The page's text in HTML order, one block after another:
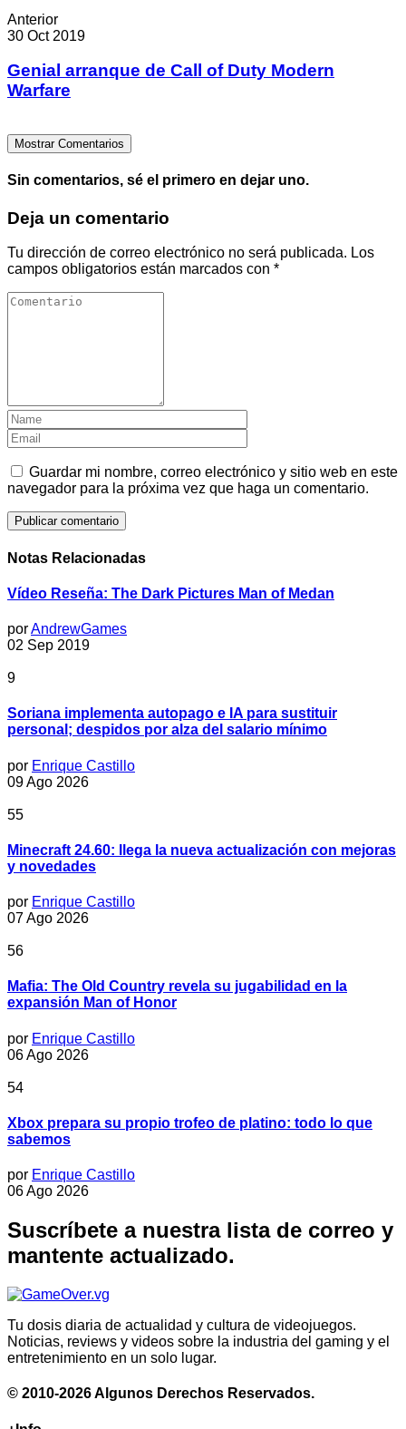
Anterior
30 Oct 2019
Genial arranque de Call of Duty Modern
Warfare
Mostrar Comentarios
Sin comentarios, sé el primero en dejar uno.
Deja un comentario
Tu dirección de correo electrónico no será publicada. Los
campos obligatorios están marcados con *
Guardar mi nombre, correo electrónico y sitio web en este
navegador para la próxima vez que haga un comentario.
Notas Relacionadas
Vídeo Reseña: The Dark Pictures Man of Medan
porAndrewGames
02 Sep 2019
9
Soriana implementa autopago e IA para sustituir
personal; despidos por alza del salario mínimo
por Enrique Castillo
09 Ago 2026
55
Minecraft 24.60: llega la nueva actualización con mejoras
y novedades
por Enrique Castillo
07 Ago 2026
56
Mafia: The Old Country revela su jugabilidad en la
expansión Man of Honor
por Enrique Castillo
06 Ago 2026
54
Xbox prepara su propio trofeo de platino: todo lo que
sabemos
por Enrique Castillo
06 Ago 2026
Suscríbete a nuestra lista de correo y
mantente actualizado.
Tu dosis diaria de actualidad y cultura de videojuegos.
Noticias, reviews y videos sobre la industria del gaming y el
entretenimiento en un solo lugar.
© 2010-2026 Algunos Derechos Reservados.